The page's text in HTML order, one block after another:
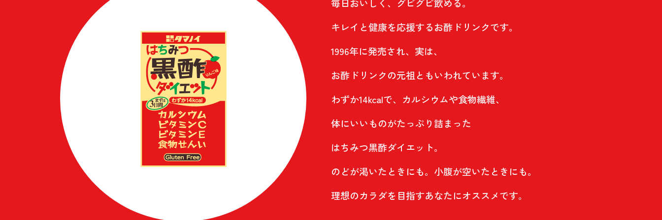
キレイと健康を応援するお酢ドリンクです。
1996年に発売され、実は、
お酢ドリンクの元祖ともいわれています。
わずか14kcalで、カルシウムや食物繊維、
体にいいものがたっぷり詰まった
はちみつ黒酢ダイエット。
のどが渇いたときにも。小腹が空いたときにも。
理想のカラダを目指すあなたにオススメです。